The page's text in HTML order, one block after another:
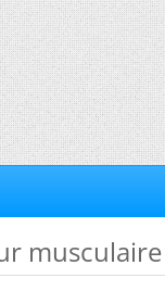
musculaire